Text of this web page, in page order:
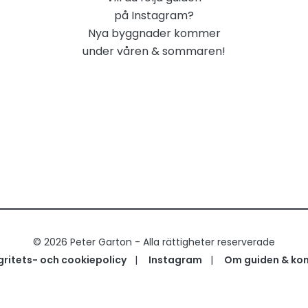
på Instagram?
Nya byggnader kommer
under våren & sommaren!
© 2026 Peter Garton - Alla rättigheter reserverade
och cookiepolicy| Instagram | Om guiden &